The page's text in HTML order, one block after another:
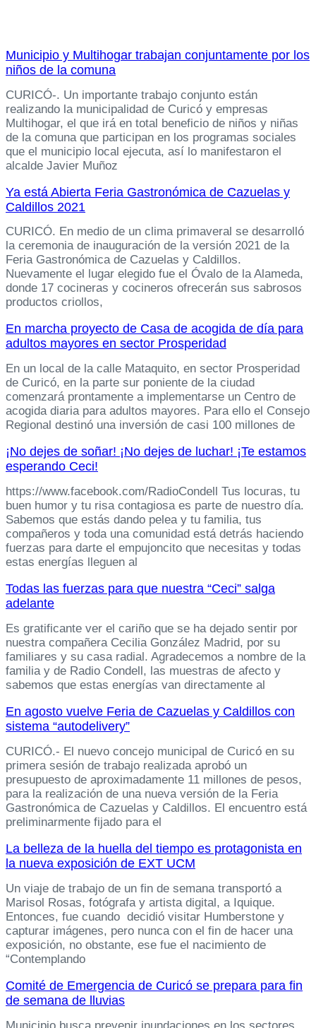
Municipio y Multihogar trabajan conjuntamente por los
niños de la comuna
CURICÓ-. Un importante trabajo conjunto están
realizando la municipalidad de Curicó y empresas
Multihogar, el que irá en total beneficio de niños y niñas
de la comuna que participan en los programas sociales
que el municipio local ejecuta, así lo manifestaron el
alcalde Javier Muñoz
Ya está Abierta Feria Gastronómica de Cazuelas y
Caldillos 2021
CURICÓ. En medio de un clima primaveral se desarrolló
la ceremonia de inauguración de la versión 2021 de la
Feria Gastronómica de Cazuelas y Caldillos.
Nuevamente el lugar elegido fue el Óvalo de la Alameda,
donde 17 cocineras y cocineros ofrecerán sus sabrosos
productos criollos,
En marcha proyecto de Casa de acogida de día para
adultos mayores en sector Prosperidad
En un local de la calle Mataquito, en sector Prosperidad
de Curicó, en la parte sur poniente de la ciudad
comenzará prontamente a implementarse un Centro de
acogida diaria para adultos mayores. Para ello el Consejo
Regional destinó una inversión de casi 100 millones de
¡No dejes de soñar! ¡No dejes de luchar! ¡Te estamos
esperando Ceci!
https://www.facebook.com/RadioCondell Tus locuras, tu
buen humor y tu risa contagiosa es parte de nuestro día.
Sabemos que estás dando pelea y tu familia, tus
compañeros y toda una comunidad está detrás haciendo
fuerzas para darte el empujoncito que necesitas y todas
estas energías lleguen al
Todas las fuerzas para que nuestra “Ceci” salga
adelante
Es gratificante ver el cariño que se ha dejado sentir por
nuestra compañera Cecilia González Madrid, por su
familiares y su casa radial. Agradecemos a nombre de la
familia y de Radio Condell, las muestras de afecto y
sabemos que estas energías van directamente al
En agosto vuelve Feria de Cazuelas y Caldillos con
sistema “autodelivery”
CURICÓ.- El nuevo concejo municipal de Curicó en su
primera sesión de trabajo realizada aprobó un
presupuesto de aproximadamente 11 millones de pesos,
para la realización de una nueva versión de la Feria
Gastronómica de Cazuelas y Caldillos. El encuentro está
preliminarmente fijado para el
La belleza de la huella del tiempo es protagonista en
la nueva exposición de EXT UCM
Un viaje de trabajo de un fin de semana transportó a
Marisol Rosas, fotógrafa y artista digital, a Iquique.
Entonces, fue cuando decidió visitar Humberstone y
capturar imágenes, pero nunca con el fin de hacer una
exposición, no obstante, ese fue el nacimiento de
“Contemplando
Comité de Emergencia de Curicó se prepara para fin
de semana de lluvias